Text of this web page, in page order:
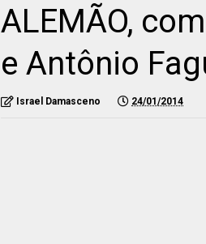
ALEMÃO,
e Antônio
Israel Damasceno 24/01/2014